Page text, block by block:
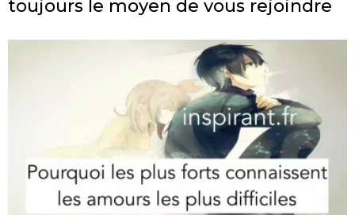
toujours le moyen de vous rejoindre